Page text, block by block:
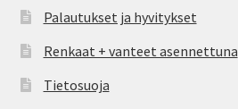
Palautukset ja hyvitykset
Renkaat + vanteet asennettuna
Tietosuoja